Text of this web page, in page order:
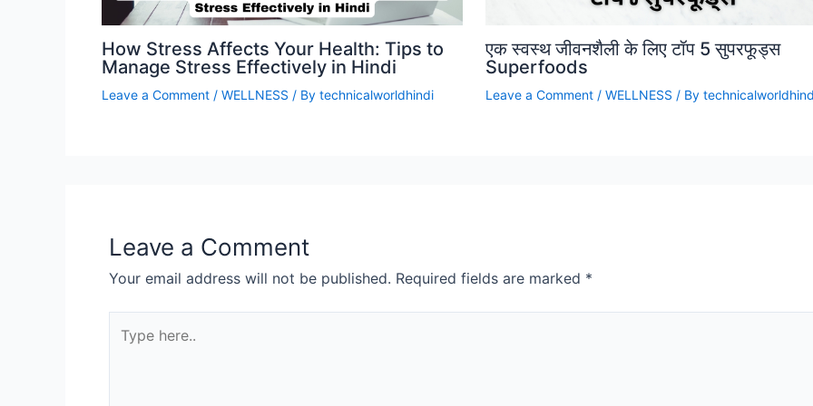
How Stress Affects Your Health: Tips to
Manage Stress Effectively in Hindi
Leave a Comment / WELLNESS / By technicalworldhindi
एक स्वस्थ जीवनशैली के लिए टॉप 5 सुपरफूड्स
Superfoods
Leave a Comment / WELLNESS / By
Leave a Comment
Your email address will not be published. Required fields are marked *
here..